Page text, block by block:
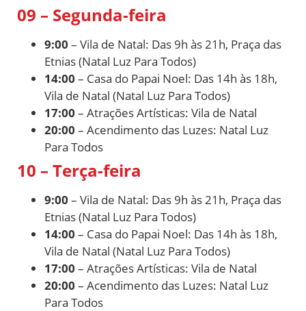
09 – Segunda-feira
9:00 – Vila de Natal: Das 9h às 21h, Praça das
Etnias (Natal Luz Para Todos)
14:00 – Casa do Papai Noel: Das 14h às 18h,
Vila de Natal (Natal Luz Para Todos)
17:00 – Atrações Artísticas: Vila de Natal
20:00 – Acendimento das Luzes: Natal Luz
Para Todos
10 – Terça-feira
9:00 – Vila de Natal: Das 9h às 21h, Praça das
Etnias (Natal Luz Para Todos)
14:00 – Casa do Papai Noel: Das 14h às 18h,
Vila de Natal (Natal Luz Para Todos)
17:00 – Atrações Artísticas: Vila de Natal
20:00 – Acendimento das Luzes: Natal Luz
Para Todos